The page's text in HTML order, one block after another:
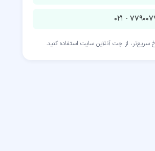
- ۷۷۹۰۰۷۷۷
سریع‌تر، از چت آنلاین سایت استفاده کنید.